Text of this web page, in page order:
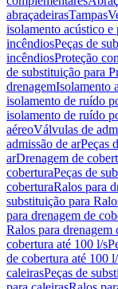
abraçadeirasTampas
isolamento acústico
incêndiosPeças de
incêndiosProteção
de substituição para
drenagemIsolamento
isolamento de ruído
isolamento de ruído
aéreoVálvulas de
admissão de arPeças
arDrenagem de
coberturaPeças de
coberturaRalos para
substituição para
para drenagem de
Ralos para drenagem
cobertura até 100 l/s
de cobertura até 100
caleirasPeças de